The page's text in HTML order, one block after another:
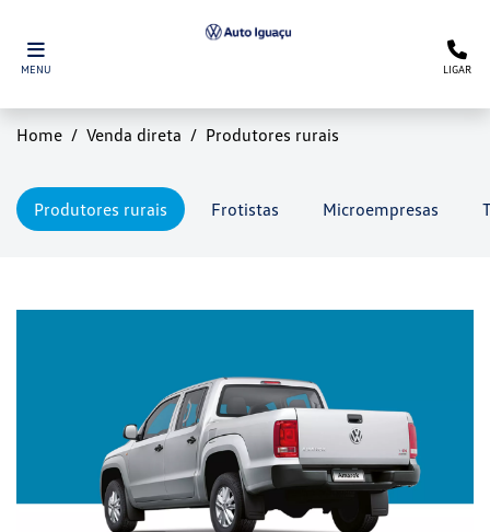
MENU LIGAR
Home Venda direta Produtores rurais
Frotistas
Produtores rurais Microempresas